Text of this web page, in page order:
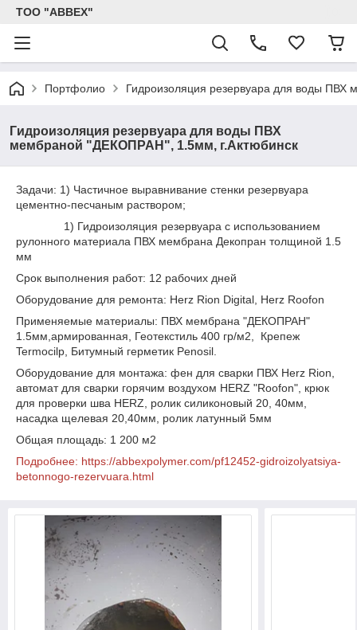
ТОО "ABBEX"
Портфолио Гидроизоляция резервуара для воды
Гидроизоляция резервуара для воды ПВХ
мембраной "ДЕКОПРАН", 1.5мм, г.Актюбинск
Задачи: 1) Частичное выравнивание стенки резервуара
цементно-песчаным раствором;
1) Гидроизоляция резервуара с использованием
рулонного материала ПВХ мембрана Декопран толщиной 1.5
мм
Срок выполнения работ: 12 рабочих дней
Оборудование для ремонта: Herz Rion Digital, Herz Roofon
Применяемые материалы: ПВХ мембрана "ДЕКОПРАН"
1.5мм,армированная, Геотекстиль 400 гр/м2, Крепеж
Termocilp, Битумный герметик Penosil.
Оборудование для монтажа: фен для сварки ПВХ Herz Rion,
автомат для сварки горячим воздухом HERZ "Roofon", крюк
для проверки шва HERZ, ролик силиконовый 20, 40мм,
насадка щелевая 20,40мм, ролик латунный 5мм
Общая площадь: 1 200 м2
Подробнее: https://abbexpolymer.com/pf12452-gidroizolyatsiya-
betonnogo-rezervuara.html